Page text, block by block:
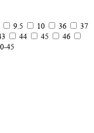
9.5 10 36
37
44 45
46
45